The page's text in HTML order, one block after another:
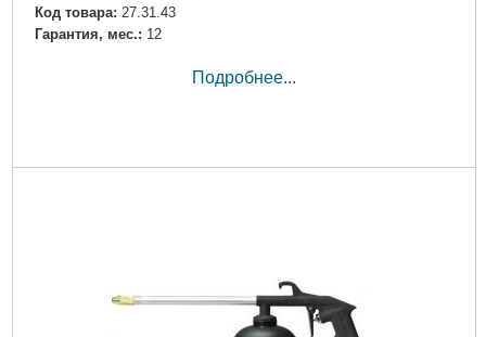
Код товара: 27.31.43
Гарантия, мес.: 12
Подробнее...